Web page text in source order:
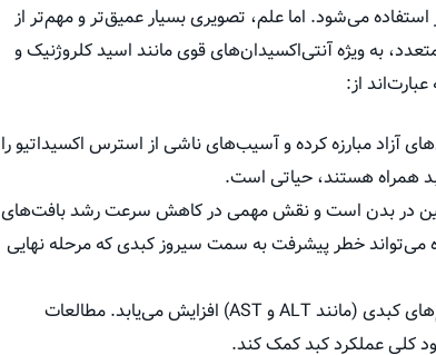
می‌شود. اما علم، تصویری بسیار عمیق‌تر و مهم‌تر از
به ویژه آنتی‌اکسیدان‌های قوی مانند اسید کلروژنیک و
از:
آزاد مبارزه کرده و آسیب‌های ناشی از استرس اکسیداتیو را
همراه هستند، حیاتی است.
در بدن است و نقش مهمی در کاهش سرعت رشد بافت‌های
می‌تواند خطر پیشرفت به سمت سیروز کبدی که مرحله نهایی
: در افراد مبتلا به کبد چرب، معمولاً سطوح آنزیم‌های کبدی (مانند ALT و AST) افزایش می‌یابد. مطالعات
کلی عملکرد کبد کمک کند.